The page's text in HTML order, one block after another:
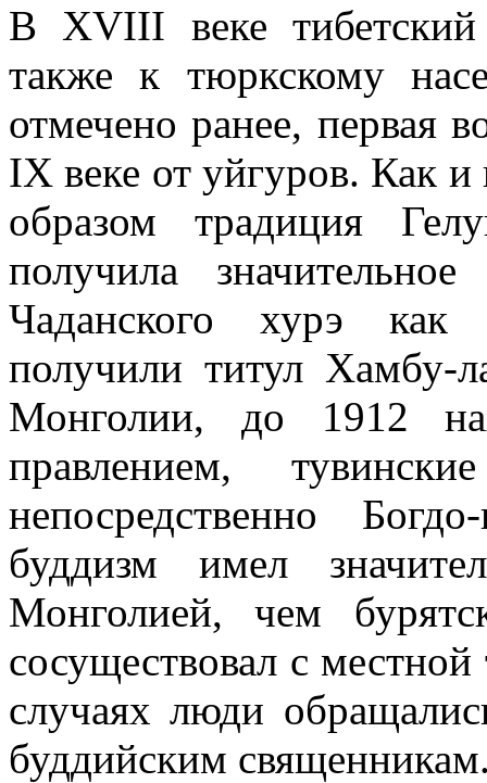
В XVIII веке
также к тюркскому
отмечено ранее, первая
IX веке от уйгуров. Как и
образом традиция
получила значительное
Чаданского хурэ как
получили титул Хамбу-
Монголии, до 1912
правлением,
непосредственно
буддизм имел
Монголией, чем
сосуществовал с
случаях люди
буддийским